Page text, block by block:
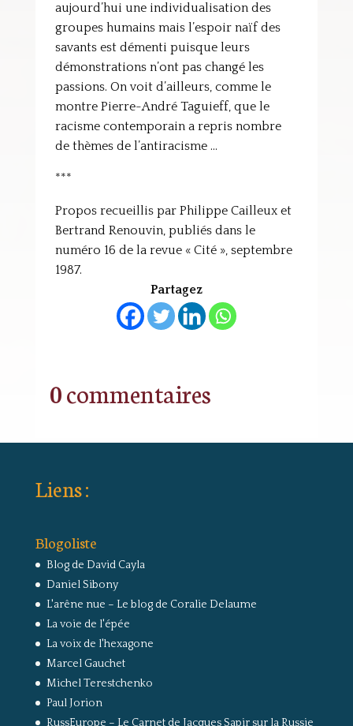
aujourd’hui une individualisation des
groupes humains mais l’espoir naïf des
savants est démenti puisque leurs
démonstrations n’ont pas changé les
passions. On voit d’ailleurs, comme le
montre Pierre-André Taguieff, que le
racisme contemporain a repris nombre
de thèmes de l’antiracisme …
***
Propos recueillis par Philippe Cailleux et
Bertrand Renouvin, publiés dans le
numéro 16 de la revue « Cité », septembre
1987.
Partagez
0 commentaires
Liens :
Blogoliste
Blog de David Cayla
Daniel Sibony
L'arêne nue – Le blog de Coralie Delaume
La voie de l'épée
La voix de l'hexagone
Marcel Gauchet
Michel Terestchenko
Paul Jorion
RussEurope – Le Carnet de Jacques Sapir sur la Russie